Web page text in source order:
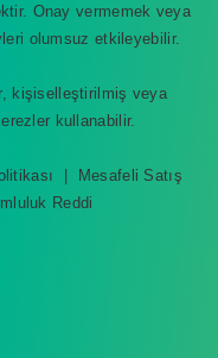
Onay vermemek veya
olumsuz etkileyebilir.
kişiselleştirilmiş veya
kullanabilir.
| Mesafeli Satış
Reddi